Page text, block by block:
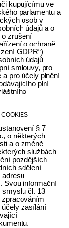
kupujícímu ve
parlamentu a
osob v
údajů a o
o zrušení
o ochraně
GDPR“)
údajů
smlouvy, pro
a pro účely plnění
plní
§ 7
o některých
a o změně
službách
pozdějších
sdělení
adresu
Svou informační
smyslu čl. 13
účely zasílání